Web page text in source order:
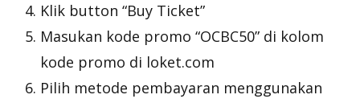
Klik button “Buy Ticket”
Masukan kode promo “OCBC50” di kolom
kode promo di loket.com
Pilih metode pembayaran menggunakan